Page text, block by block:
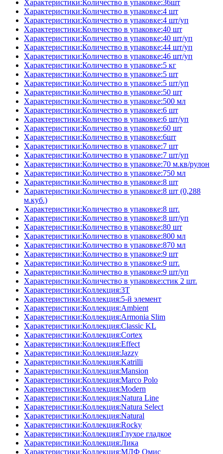
Характеристики:Количество в упаковке:36шт
Характеристики:Количество в упаковке:4 шт
Характеристики:Количество в упаковке:4 шт/уп
Характеристики:Количество в упаковке:40 шт
Характеристики:Количество в упаковке:40 шт/уп
Характеристики:Количество в упаковке:44 шт/уп
Характеристики:Количество в упаковке:46 шт/уп
Характеристики:Количество в упаковке:5 кг
Характеристики:Количество в упаковке:5 шт
Характеристики:Количество в упаковке:5 шт/уп
Характеристики:Количество в упаковке:50 шт
Характеристики:Количество в упаковке:500 мл
Характеристики:Количество в упаковке:6 шт
Характеристики:Количество в упаковке:6 шт/уп
Характеристики:Количество в упаковке:60 шт
Характеристики:Количество в упаковке:6шт
Характеристики:Количество в упаковке:7 шт
Характеристики:Количество в упаковке:7 шт/уп
Характеристики:Количество в упаковке:70 м.кв/рулон
Характеристики:Количество в упаковке:750 мл
Характеристики:Количество в упаковке:8 шт
Характеристики:Количество в упаковке:8 шт (0,288
м.куб.)
Характеристики:Количество в упаковке:8 шт.
Характеристики:Количество в упаковке:8 шт/уп
Характеристики:Количество в упаковке:80 шт
Характеристики:Количество в упаковке:800 мл
Характеристики:Количество в упаковке:870 мл
Характеристики:Количество в упаковке:9 шт
Характеристики:Количество в упаковке:9 шт.
Характеристики:Количество в упаковке:9 шт/уп
Характеристики:Количество в упаковке:стик 2 шт.
Характеристики:Коллекция:3T
Характеристики:Коллекция:5-й элемент
Характеристики:Коллекция:Ambient
Характеристики:Коллекция:Armonia Slim
Характеристики:Коллекция:Classic KL
Характеристики:Коллекция:Cortex
Характеристики:Коллекция:Effect
Характеристики:Коллекция:Jazzy
Характеристики:Коллекция:Katrilli
Характеристики:Коллекция:Mansion
Характеристики:Коллекция:Marco Polo
Характеристики:Коллекция:Modern
Характеристики:Коллекция:Natura Line
Характеристики:Коллекция:Natura Select
Характеристики:Коллекция:Natural
Характеристики:Коллекция:Rocky
Характеристики:Коллекция:Глухое гладкое
Характеристики:Коллекция:Лика
Характеристики:Коллекция:МДФ Омис